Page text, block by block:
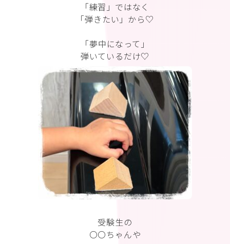
「練習」ではなく
「弾きたい」から♡
「夢中になって」
弾いているだけ♡
受験生の
〇〇ちゃんや